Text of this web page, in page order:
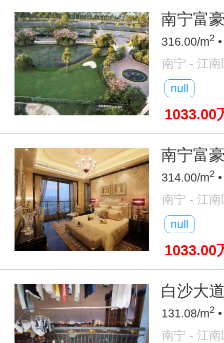
南宁富
316.00/m2
南宁 - 江南
null
1033.00
南宁富
314.00/m2
南宁 - 江南
null
1033.00
白沙大
131.08/m2
南宁 - 江南